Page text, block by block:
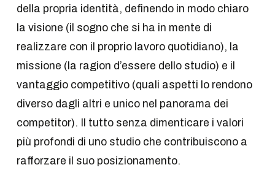
della propria identità, definendo in modo chiaro
la visione (il sogno che si ha in mente di
realizzare con il proprio lavoro quotidiano), la
missione (la ragion d’essere dello studio) e il
vantaggio competitivo (quali aspetti lo rendono
diverso dagli altri e unico nel panorama dei
competitor). Il tutto senza dimenticare i valori
più profondi di uno studio che contribuiscono a
rafforzare il suo posizionamento.